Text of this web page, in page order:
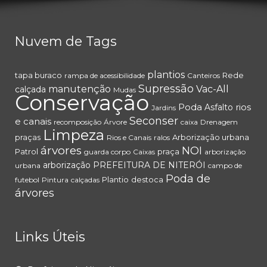
Nuvem de Tags
tapa buraco rampa de acessibilidade plantios Canteiros Rede
calçada manutenção Mudas Supressão Vac-All
Conservação Jardins Poda Asfalto rios
e canais recomposição Árvore Seconser caixa Drenagem
praças Limpeza Rios e Canais ralos Arborização urbana
Patrol árvores guarda corpo Caixas praça NOI arborização
urbana arborização PREFEITURA DE NITERÓI
campo de
futebol Pintura calçadas Plantio destoca Poda de
árvores
Links Úteis